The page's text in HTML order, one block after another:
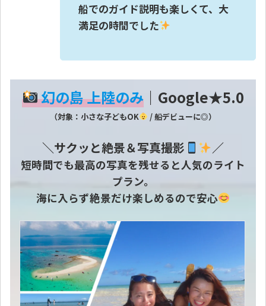
Loading...
船でのガイド説明も楽しくて、大
満足の時間でした
幻の島 上陸のみ ｜Google★5.0
（対象：小さな子どもOK / 船デビューに◎）
＼サクッと絶景＆写真撮影 ／
短時間でも最高の写真を残せると人気のライト
プラン。
海に入らず絶景だけ楽しめるので安心